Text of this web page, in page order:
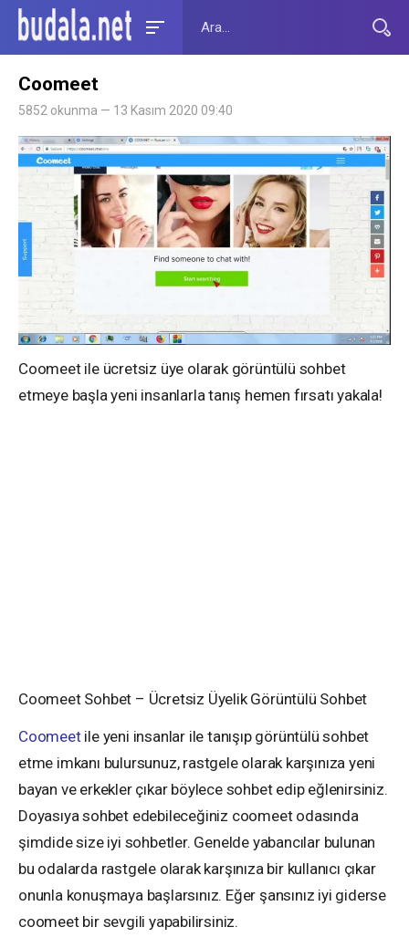
Coomeet
5852 okunma — 13 Kasım 2020 09:40
Coomeet ile ücretsiz üye olarak görüntülü sohbet
etmeye başla yeni insanlarla tanış hemen fırsatı yakala!
Coomeet Sohbet – Ücretsiz Üyelik Görüntülü Sohbet
Coomeetile yeni insanlar ile tanışıp görüntülü sohbet
etme imkanı bulursunuz, rastgele olarak karşınıza yeni
bayan ve erkekler çıkar böylece sohbet edip eğlenirsiniz.
Doyasıya sohbet edebileceğiniz coomeet odasında
şimdide size iyi sohbetler. Genelde yabancılar bulunan
bu odalarda rastgele olarak karşınıza bir kullanıcı çıkar
onunla konuşmaya başlarsınız. Eğer şansınız iyi giderse
coomeet bir sevgili yapabilirsiniz.